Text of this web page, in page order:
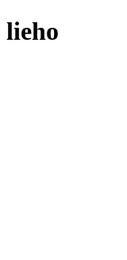
lieho